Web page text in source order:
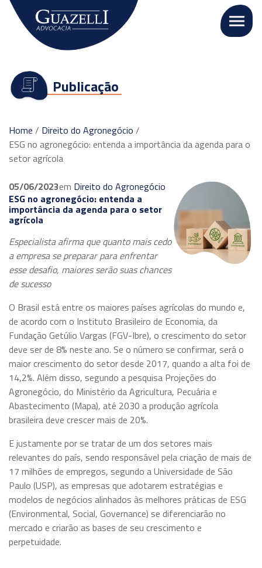
Publicação
Home / Direito do Agronegócio /
ESG no agronegócio: entenda a importância da agenda para o
setor agrícola
05/06/2023em Direito do Agronegócio
ESG no agronegócio: entenda a
importância da agenda para o setor
agrícola
Especialista afirma que quanto mais cedo
a empresa se preparar para enfrentar
esse desafio, maiores serão suas chances
de sucesso
O Brasil está entre os maiores países agrícolas do mundo e,
de acordo com o Instituto Brasileiro de Economia, da
Fundação Getúlio Vargas (FGV-Ibre), o crescimento do setor
deve ser de 8% neste ano. Se o número se confirmar, será o
maior crescimento do setor desde 2017, quando a alta foi de
14,2%. Além disso, segundo a pesquisa Projeções do
Agronegócio, do Ministério da Agricultura, Pecuária e
Abastecimento (Mapa), até 2030 a produção agrícola
brasileira deve crescer mais de 20%.
E justamente por se tratar de um dos setores mais
relevantes do país, sendo responsável pela criação de mais de
17 milhões de empregos, segundo a Universidade de São
Paulo (USP), as empresas que adotarem estratégias e
modelos de negócios alinhados às melhores práticas de ESG
(Environmental, Social, Governance) se diferenciarão no
mercado e criarão as bases de seu crescimento e
perpetuidade.